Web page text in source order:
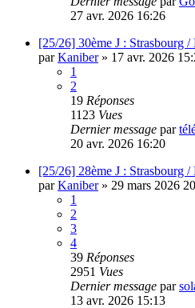
27 avr. 2026 16:26
[25/26] 30ème J : Strasbourg /
parKaniber» 17 avr. 2026
1
2
19 Réponses
1123 Vues
Dernier message par
20 avr. 2026 16:20
[25/26] 28ème J : Strasbourg /
parKaniber» 29 mars 2026
1
2
3
4
39 Réponses
2951 Vues
Dernier message par
13 avr. 2026 15:13